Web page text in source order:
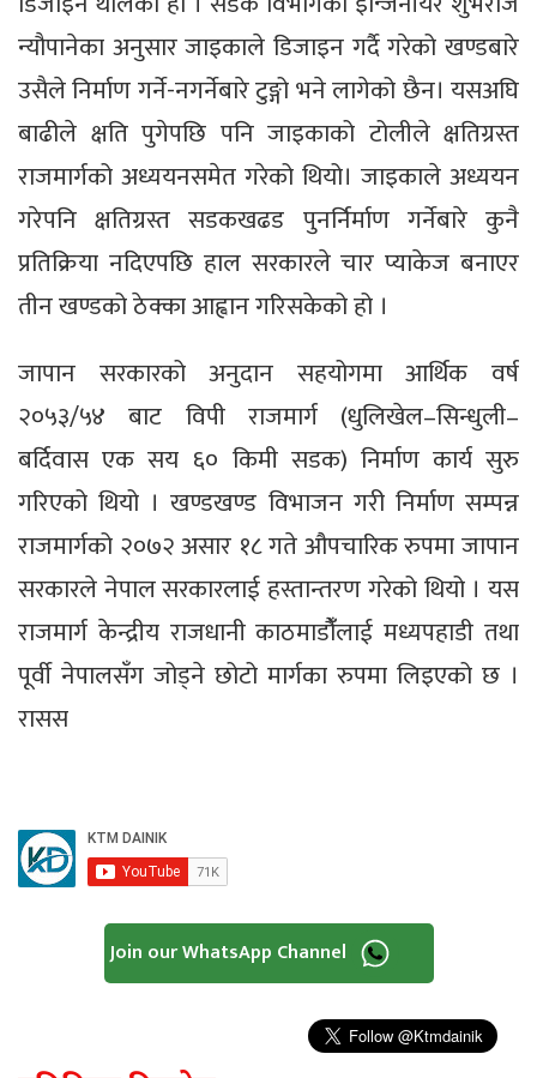
न्यौपानेका अनुसार जाइकाले डिजाइन गर्दै गरेको खण्डबारे
उसैले निर्माण गर्ने-नगर्नेबारे टुङ्गो भने लागेको छैन। यसअघि
बाढीले क्षति पुगेपछि पनि जाइकाको टोलीले क्षतिग्रस्त
राजमार्गको अध्ययनसमेत गरेको थियो। जाइकाले अध्ययन
गरेपनि क्षतिग्रस्त सडकखढड पुनर्निर्माण गर्नेबारे कुनै
प्रतिक्रिया नदिएपछि हाल सरकारले चार प्याकेज बनाएर
तीन खण्डको ठेक्का आह्वान गरिसकेको हो ।
जापान सरकारको अनुदान सहयोगमा आर्थिक वर्ष
२०५३/५४ बाट विपी राजमार्ग (धुलिखेल–सिन्धुली–
बर्दिवास एक सय ६० किमी सडक) निर्माण कार्य सुरु
गरिएको थियो । खण्डखण्ड विभाजन गरी निर्माण सम्पन्न
राजमार्गको २०७२ असार १८ गते औपचारिक रुपमा जापान
सरकारले नेपाल सरकारलाई हस्तान्तरण गरेको थियो । यस
राजमार्ग केन्द्रीय राजधानी काठमाडौंँलाई मध्यपहाडी तथा
पूर्वी नेपालसँग जोड्ने छोटो मार्गका रुपमा लिइएको छ ।
रासस
Join our WhatsApp Channel